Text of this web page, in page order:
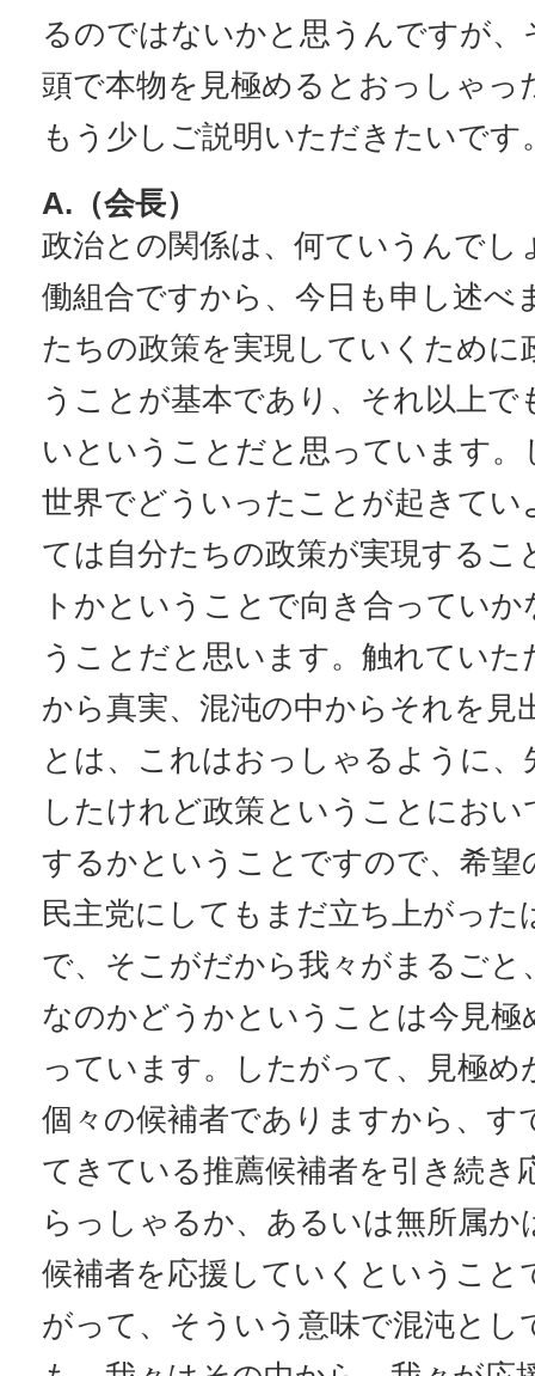
るのではないかと思うんですが、
頭で本物を見極めるとおっしゃっ
もう少しご説明いただきたいです
A.（会長）
政治との関係は、何ていうんでし
働組合ですから、今日も申し述べ
たちの政策を実現していくために
うことが基本であり、それ以上で
いということだと思っています
世界でどういったことが起きてい
ては自分たちの政策が実現するこ
トかということで向き合ってい
うことだと思います。触れていた
から真実、混沌の中からそれを見
とは、これはおっしゃるように
したけれど政策ということにおい
するかということですので、希望
民主党にしてもまだ立ち上がっ
で、そこがだから我々がまるごと
なのかどうかということは今見極
っています。したがって、見極
個々の候補者でありますから、す
てきている推薦候補者を引き続き
らっしゃるか、あるいは無所属か
候補者を応援していくということ
がって、そういう意味で混沌とし